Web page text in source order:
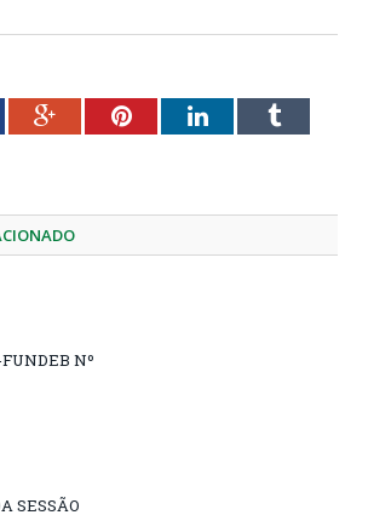
Google+PinterestLinkedInTumblr
Nº
SESSÃO